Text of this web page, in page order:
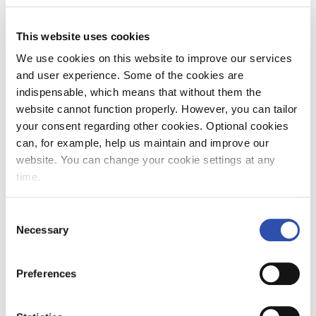
This website uses cookies
We use cookies on this website to improve our services
and user experience. Some of the cookies are
indispensable, which means that without them the
website cannot function properly. However, you can tailor
your consent regarding other cookies. Optional cookies
can, for example, help us maintain and improve our
website. You can change your cookie settings at any
time.
Selection
Necessary
Preferences
Venäjälle lähtevien junien pidentämisestä on
ratapiha pystyy ottamaan vastaan entistä
useampia pitkiä junia vuorokaudessa. Junat
saadaan viiveettä Suomeen, ja ne pääsevät
jatkamaan edelleen matkaansa
määräasemalleen", idänliikenteen
myyntijohtajaAntti Pursiainenkertoo.
Idän tavaraliikenteen suurimmat volyymit
kulkevat Vainikkalan kautta. Valtaosa
transitoliikennettä Etelä- ja Länsi-Suomen
"Suuremmat junat tehostavat koko
aikataulujänteellä voidaan kuljettaa kerralla